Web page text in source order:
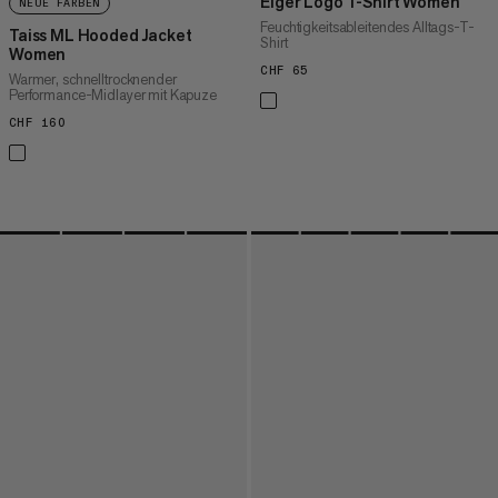
NEUE FARBEN
Taiss ML Hooded Jacket
Women
Warmer, schnelltrocknender
Performance-Midlayer mit Kapuze
CHF 160
Feuchtigkeitsableitendes Alltags-T-
Shirt
CHF 65